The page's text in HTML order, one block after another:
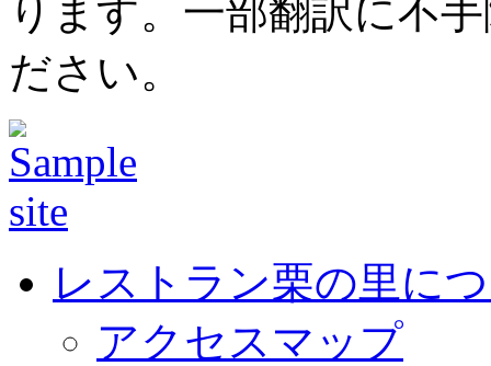
ります。一部翻訳に不
ださい。
レストラン栗の里に
アクセスマップ